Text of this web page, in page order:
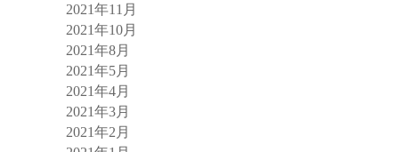
2021年11月
2021年10月
2021年8月
2021年5月
2021年4月
2021年3月
2021年2月